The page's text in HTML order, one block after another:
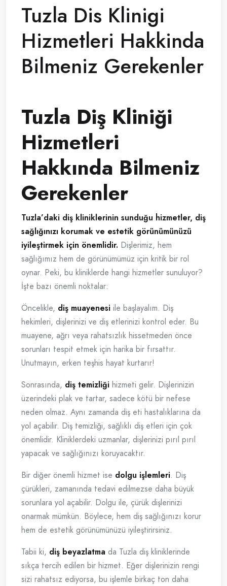
Tuzla Dis Klinigi
Hizmetleri Hakkinda
Bilmeniz Gerekenler
Tuzla Diş Kliniği
Hizmetleri
Hakkında Bilmeniz
Gerekenler
Tuzla’daki diş kliniklerinin sunduğu hizmetler, diş
sağlığınızı korumak ve estetik görünümünüzü
iyileştirmek için önemlidir. Dişlerimiz, hem
sağlığımız hem de görünümümüz için kritik bir rol
oynar. Peki, bu kliniklerde hangi hizmetler sunuluyor?
İşte bazı önemli noktalar:
Öncelikle, diş muayenesi ile başlayalım. Diş
hekimleri, dişlerinizi ve diş etlerinizi kontrol eder. Bu
muayene, ağrı veya rahatsızlık hissetmeden önce
sorunları tespit etmek için harika bir fırsattır.
Unutmayın, erken teşhis hayat kurtarır!
Sonrasında, diş temizliği hizmeti gelir. Dişlerinizin
üzerindeki plak ve tartar, sadece kötü bir nefese
neden olmaz. Aynı zamanda diş eti hastalıklarına da
yol açabilir. Diş temizliği, sağlıklı diş etleri için çok
önemlidir. Kliniklerdeki uzmanlar, dişlerinizi pırıl pırıl
yapacak ve sağlığınızı koruyacaktır.
Bir diğer önemli hizmet ise dolgu işlemleri. Diş
çürükleri, zamanında tedavi edilmezse daha büyük
sorunlara yol açabilir. Dolgu ile, çürük dişlerinizi
onarmak mümkün. Böylece, hem diş sağlığınızı korur
hem de estetik görünümünüzü iyileştirirsiniz.
Tabii ki, diş beyazlatma da Tuzla diş kliniklerinde
sıkça tercih edilen bir hizmet. Eğer dişlerinizin rengi
sizi rahatsız ediyorsa, bu işlemle birkaç ton daha